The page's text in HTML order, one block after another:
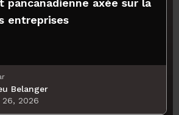
pancanadienne axée sur la
entreprises
Belanger
26, 2026